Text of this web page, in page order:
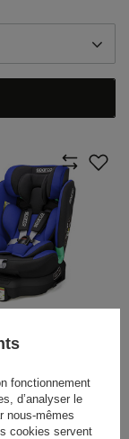
SPARCO
article
fonctionnement
d’analyser le
nous-mêmes
cookies servent